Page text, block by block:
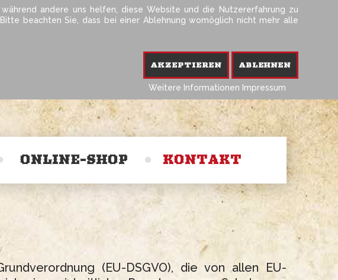
ONLINE-SHOP KONTAKT
Impressum
Datenschutz
(EU-DSGVO), die von allen EU-
andere uns helfen, diese Website und die Nutzererfahrung zu
beachten Sie, dass bei einer Ablehnung womöglich nicht mehr alle
AKZEPTIEREN ABLEHNEN
Weitere Informationen Impressum